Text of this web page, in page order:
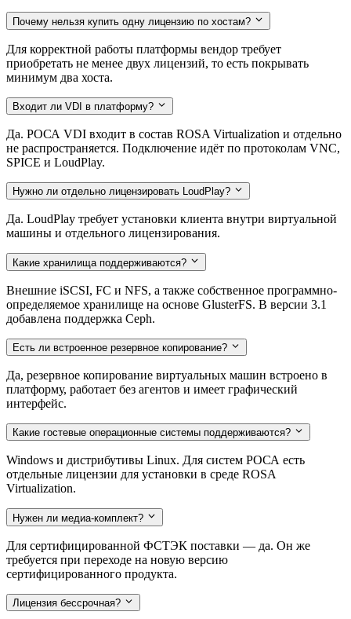
Почему нельзя купить одну лицензию по хостам?
Для корректной работы платформы вендор требует
приобретать не менее двух лицензий, то есть покрывать
минимум два хоста.
Входит ли VDI в платформу?
Да. РОСА VDI входит в состав ROSA Virtualization и отдельно
не распространяется. Подключение идёт по протоколам VNC,
SPICE и LoudPlay.
Нужно ли отдельно лицензировать LoudPlay?
Да. LoudPlay требует установки клиента внутри виртуальной
машины и отдельного лицензирования.
Какие хранилища поддерживаются?
Внешние iSCSI, FC и NFS, а также собственное программно-
определяемое хранилище на основе GlusterFS. В версии 3.1
добавлена поддержка Ceph.
Есть ли встроенное резервное копирование?
Да, резервное копирование виртуальных машин встроено в
платформу, работает без агентов и имеет графический
интерфейс.
Какие гостевые операционные системы поддерживаются?
Windows и дистрибутивы Linux. Для систем РОСА есть
отдельные лицензии для установки в среде ROSA
Virtualization.
Нужен ли медиа-комплект?
Для сертифицированной ФСТЭК поставки — да. Он же
требуется при переходе на новую версию
сертифицированного продукта.
Лицензия бессрочная?